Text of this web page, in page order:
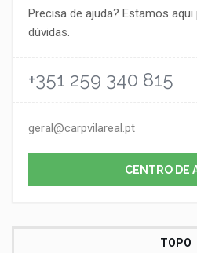
Precisa de ajuda? Estamos
dúvidas.
+351 259 340 815
geral@carpvilareal.pt
CENTRO DE
TOPO